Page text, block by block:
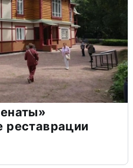
реставрации